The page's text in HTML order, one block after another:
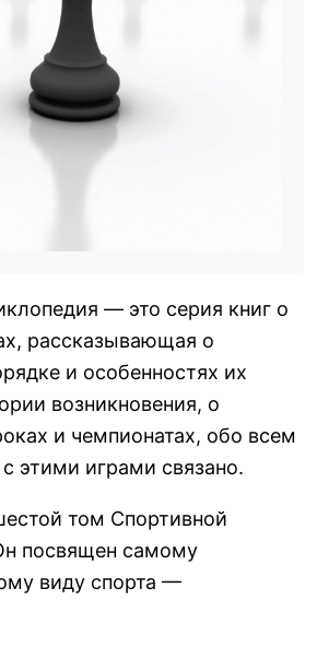
— это серия книг о
рассказывающая о
и особенностях их
возникновения, о
и чемпионатах, обо всем
этими играми связано.
том Спортивной
посвящен самому
виду спорта —